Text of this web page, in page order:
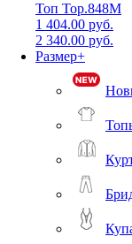
Топ Top.848M
1 404.00 руб.
2 340.00 руб.
Размер+